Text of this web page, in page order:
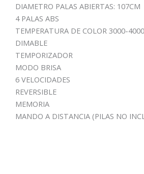
DIAMETRO PALAS ABIERTAS: 107CM
4 PALAS ABS
TEMPERATURA DE COLOR 3000-
DIMABLE
TEMPORIZADOR
MODO BRISA
6 VELOCIDADES
REVERSIBLE
MEMORIA
MANDO A DISTANCIA (PILAS NO